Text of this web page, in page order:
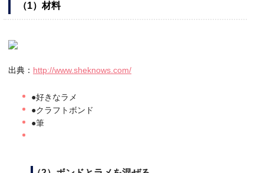
（1）材料
出典： http://www.sheknows.com/
●好きなラメ
●クラフトボンド
●筆